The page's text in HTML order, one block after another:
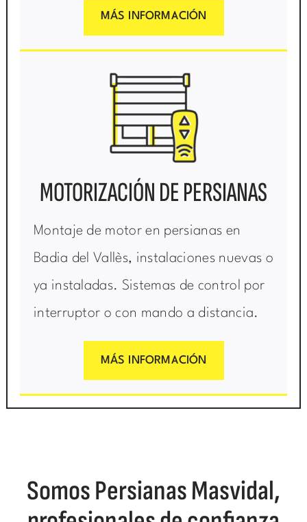
MÁS INFORMACIÓN
MOTORIZACIÓN DE PERSIANAS
Montaje de motor en persianas en
Badia del Vallès, instalaciones nuevas o
ya instaladas. Sistemas de control por
interruptor o con mando a distancia.
MÁS INFORMACIÓN
Somos Persianas Masvidal,